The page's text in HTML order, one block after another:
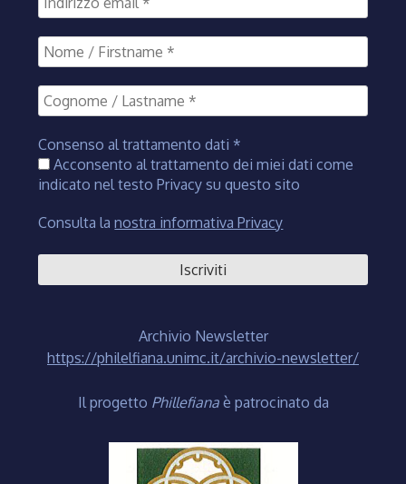
Consenso al trattamento dati *
Acconsento al trattamento dei miei dati come
indicato nel testo Privacy su questo sito
Consulta lanostra informativa Privacy
Archivio Newsletter
https://philelfiana.unimc.it/archivio-newsletter/
Il progetto Phillefiana è patrocinato da